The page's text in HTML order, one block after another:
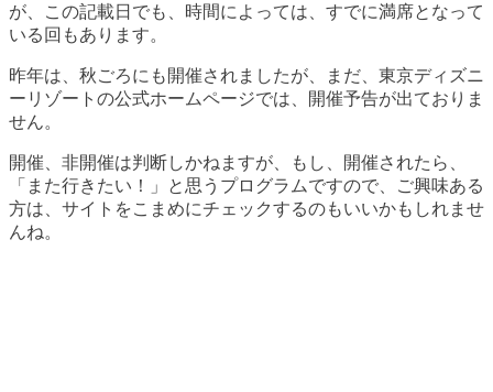
が、この記載日でも、時間によっては、すでに満席となって
いる回もあります。
昨年は、秋ごろにも開催されましたが、まだ、東京ディズニ
ーリゾートの公式ホームページでは、開催予告が出ておりま
せん。
開催、非開催は判断しかねますが、もし、開催されたら、
「また行きたい！」と思うプログラムですので、ご興味ある
方は、サイトをこまめにチェックするのもいいかもしれませ
んね。